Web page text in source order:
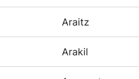
Araitz
Arakil